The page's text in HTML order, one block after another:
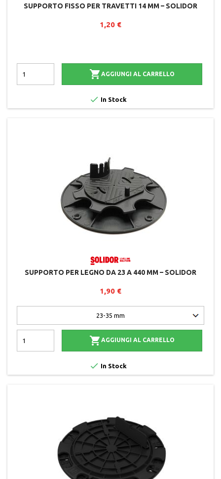
SUPPORTO FISSO PER TRAVETTI 14 MM – SOLIDOR
1,20 €
 AGGIUNGI AL CARRELLO
 In Stock
SUPPORTO PER LEGNO DA 23 A 440 MM – SOLIDOR
1,90 €
 AGGIUNGI AL CARRELLO
 In Stock